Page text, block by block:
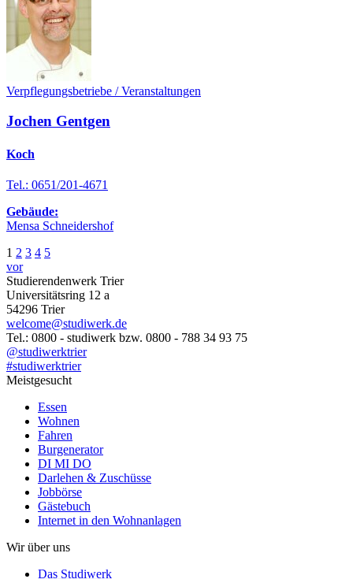
Verpflegungsbetriebe / Veranstaltungen
Jochen Gentgen
Koch
Tel.: 0651/201-4671
Gebäude:
Mensa Schneidershof
1 2 3 4 5
vor
Studierendenwerk Trier
Universitätsring 12 a
54296 Trier
welcome@studiwerk.de
Tel.: 0800 - studiwerk bzw. 0800 - 788 34 93 75
@studiwerktrier
#studiwerktrier
Meistgesucht
Essen
Wohnen
Fahren
Burgenerator
DI MI DO
Darlehen & Zuschüsse
Jobbörse
Gästebuch
Internet in den Wohnanlagen
Wir über uns
Das Studiwerk